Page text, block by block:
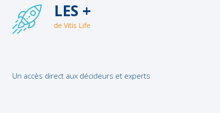
LES +
de Vitis Life
Un accès direct aux décideurs et experts